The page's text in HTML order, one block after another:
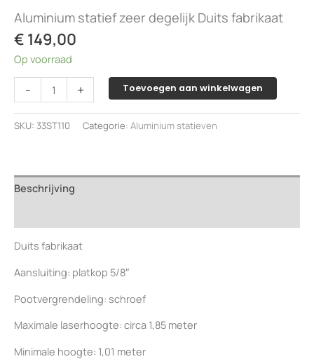
Aluminium statief zeer degelijk Duits fabrikaat
€ 149,00
Op voorraad
-
Aluminium
statief
zeer
degelijk
aantal
+ Toevoegen aan winkelwagen
SKU: 33ST110 Categorie: Aluminium statieven
Beschrijving
Duits fabrikaat
Aansluiting: platkop 5/8″
Pootvergrendeling: schroef
Maximale laserhoogte: circa 1,85 meter
Minimale hoogte: 1,01 meter